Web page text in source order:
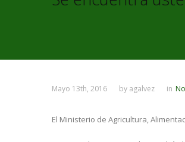
Mayo 13th, 2016 by agalvez in
El Ministerio de Agricultura,